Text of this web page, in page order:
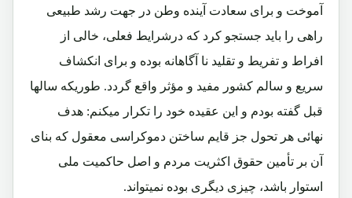
آموخت و برای سعادت آینده وطن در جهت رشد طبیعی
راهی را باید جستجو کرد که درشرایط فعلی، خالی از
افراط و تفریط و تقلید نا آگاهانه بوده و برای انکشاف
سریع و سالم کشور مفید و مؤثر واقع گردد. طوریکه سالها
قبل گفته بودم و این عقیده خود را تکرار میکنم: هدف
نهائی هر تحول جز قایم ساختن دموکراسی معقول که بنای
آن بر تأمین حقوق اکثریت مردم و اصل حاکمیت ملی
استوار باشد، چیزی دیگری بوده نمیتواند.